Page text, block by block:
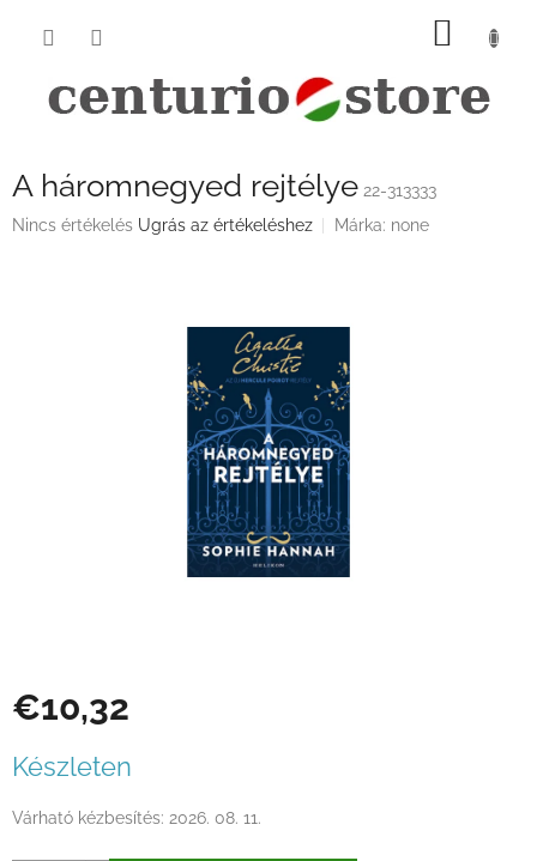
KOSÁR
A háromnegyed rejtélye 22-313333
A
Nincs értékelés Ugrás az értékeléshez Márka: none
€10,32
Készleten
Várható kézbesítés: 2026. 08. 11.